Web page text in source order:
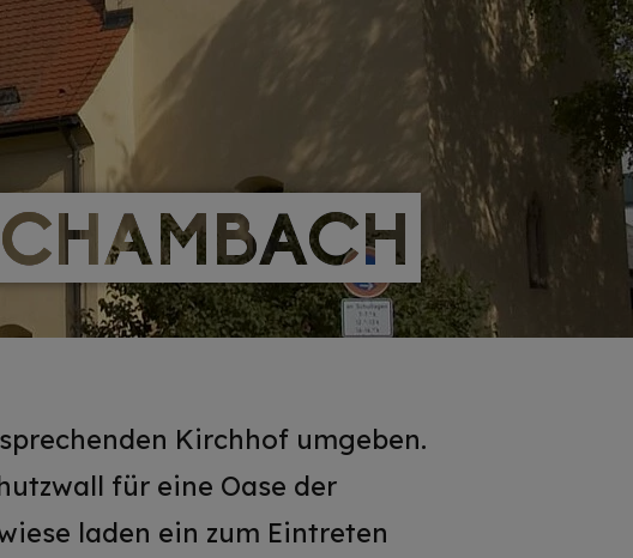
Kirchhof umgeben.
für eine Oase der
laden ein zum Eintreten